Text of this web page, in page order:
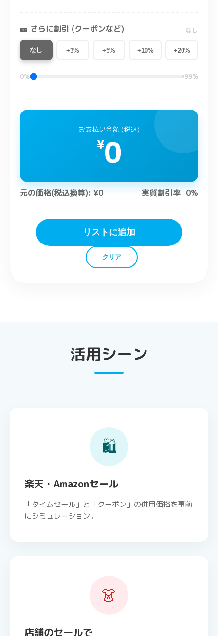
🎫 さらに割引 (クーポンなど) なし
なし +3% +5% +10% +20%
0% 99%
お支払い金額 (税込)
¥0
元の価格(税込換算): ¥0 実質割引率: 0%
リストに追加
クリア
活用シーン
🛍️
楽天・Amazonセール
「タイムセール」と「クーポン」の併用価格を事前
にシミュレーション。
👗
店舗のセールで